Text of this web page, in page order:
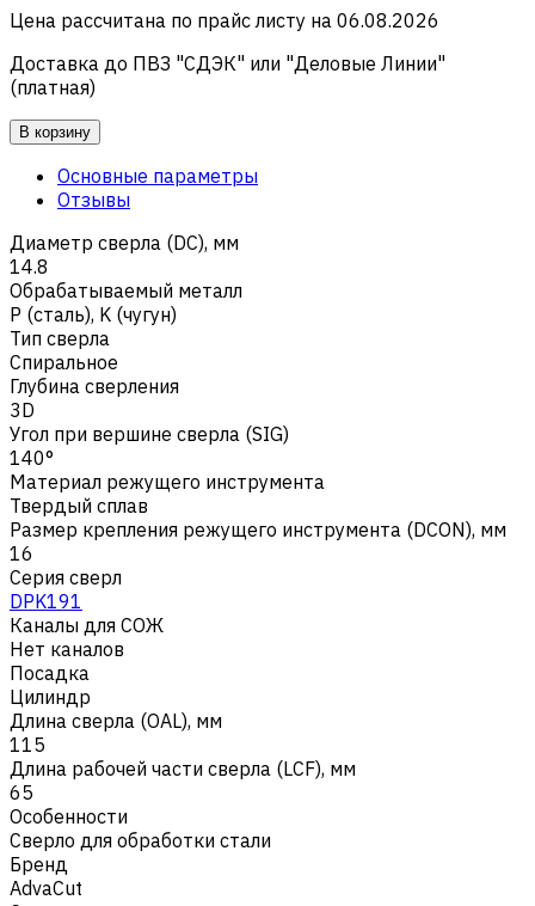
Цена рассчитана по прайс листу на 06.08.2026
Доставка до ПВЗ "СДЭК" или "Деловые Линии"
(платная)
В корзину
Основные параметры
Отзывы
Диаметр сверла (DC), мм
14.8
Обрабатываемый металл
Р (сталь), K (чугун)
Тип сверла
Спиральное
Глубина сверления
3D
Угол при вершине сверла (SIG)
140°
Материал режущего инструмента
Твердый сплав
Размер крепления режущего инструмента (DCON), мм
16
Серия сверл
DPK191
Каналы для СОЖ
Нет каналов
Посадка
Цилиндр
Длина сверла (OAL), мм
115
Длина рабочей части сверла (LCF), мм
65
Особенности
Сверло для обработки стали
Бренд
AdvaCut